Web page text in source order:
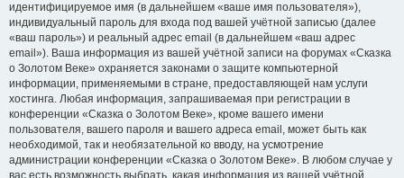
идентифицируемое имя (в дальнейшем «ваше имя пользователя»),
индивидуальный пароль для входа под вашей учётной записью (далее
«ваш пароль») и реальный адрес email (в дальнейшем «ваш адрес
email»). Ваша информация из вашей учётной записи на форумах «Сказка
о Золотом Веке» охраняется законами о защите компьютерной
информации, применяемыми в стране, предоставляющей нам услуги
хостинга. Любая информация, запрашиваемая при регистрации в
конференции «Сказка о Золотом Веке», кроме вашего имени
пользователя, вашего пароля и вашего адреса email, может быть как
необходимой, так и необязательной ко вводу, на усмотрение
администрации конференции «Сказка о Золотом Веке». В любом случае у
вас есть возможность выбрать, какая информация из вашей учётной